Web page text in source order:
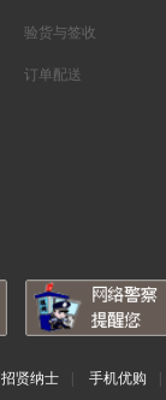
验货与签收
订单配送
招贤纳士 手机优购